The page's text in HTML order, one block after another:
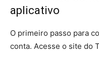
aplicativo
O primeiro passo para
conta. Acesse o site do